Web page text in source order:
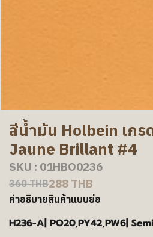
สีน้ำมัน Holbein เกร
Jaune Brillant #4
SKU : 01HBO0236
360 THB288 THB
คำอธิบายสินค้าแบบย่อ
H236-A| PO20,PY42,PW6|